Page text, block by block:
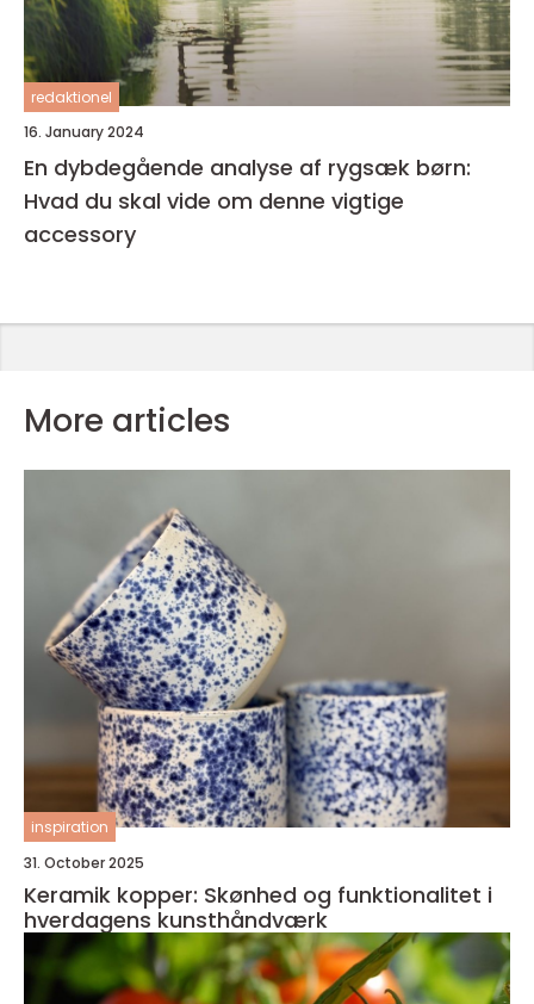
redaktionel
16. January 2024
En dybdegående analyse af rygsæk børn:
Hvad du skal vide om denne vigtige
accessory
More articles
inspiration
31. October 2025
Keramik kopper: Skønhed og funktionalitet i
hverdagens kunsthåndværk